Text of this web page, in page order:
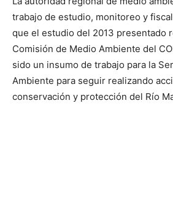
trabajo de estudio, monitoreo y
que el estudio del 2013 presentado
Comisión de Medio Ambiente del
sido un insumo de trabajo para la
Ambiente para seguir realizando
conservación y protección del Río